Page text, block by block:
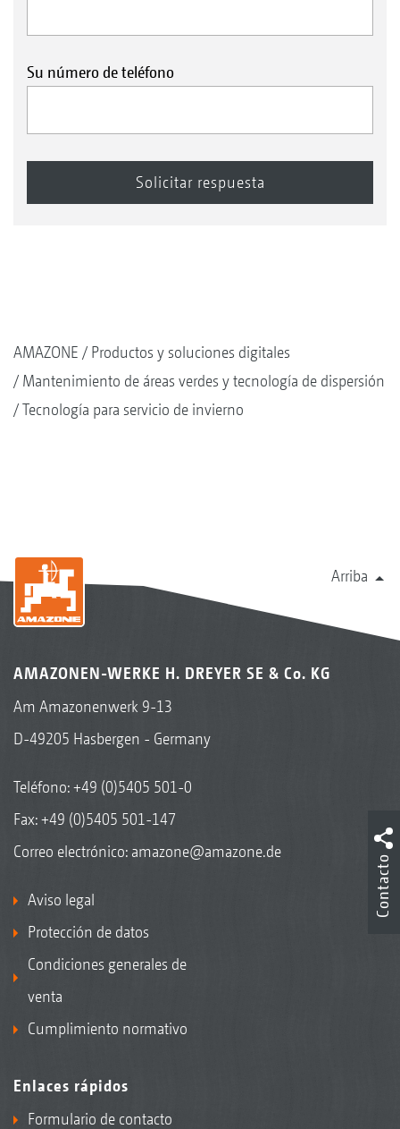
Su número de teléfono
AMAZONE
Productos y soluciones digitales
Mantenimiento de áreas verdes y tecnología de dispersión
Tecnología para servicio de invierno
Arriba
AMAZONEN-WERKE H. DREYER SE & Co. KG
Am Amazonenwerk 9-13
D-49205 Hasbergen - Germany
Teléfono:+49 (0)5405 501-0
Fax: +49 (0)5405 501-147
Correo electrónico: amazone@amazone.de
Aviso legal
Protección de datos
Condiciones generales de
venta
Cumplimiento normativo
Enlaces rápidos
Formulario de contacto
Contacto